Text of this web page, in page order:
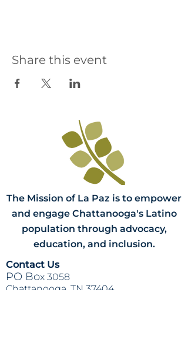
Share this event
The Mission of La Paz is to empower
and engage Chattanooga's Latino
population through advocacy,
education, and inclusion.
Contact Us
PO Box 3058
Chattanooga, TN 37404